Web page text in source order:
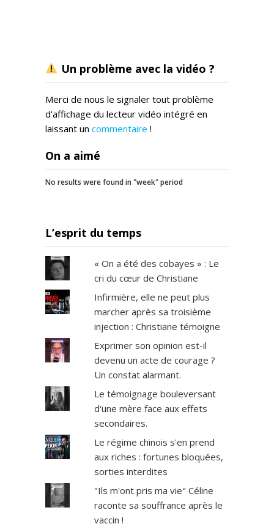
Un problème avec la vidéo ?
Merci de nous le signaler tout problème
d’affichage du lecteur vidéo intégré en
laissant un commentaire !
On a aimé
No results were found in "week" period
L’esprit du temps
« On a été des cobayes » : Le
cri du cœur de Christiane
Infirmière, elle ne peut plus
marcher après sa troisième
injection : Christiane témoigne
Exprimer son opinion est-il
devenu un acte de courage ?
Un constat alarmant.
Le témoignage bouleversant
d'une mère face aux effets
secondaires.
Le régime chinois s'en prend
aux riches : fortunes bloquées,
sorties interdites
"Ils m'ont pris ma vie" Céline
raconte sa souffrance après le
vaccin !